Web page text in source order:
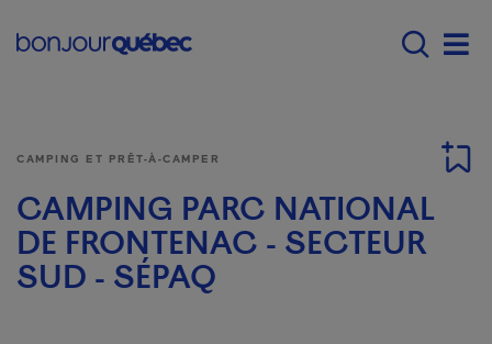
Main navigation -
CAMPING ET PRÊT-À-CAMPER
CAMPING PARC NATIONAL
DE FRONTENAC - SECTEUR
SUD - SÉPAQ